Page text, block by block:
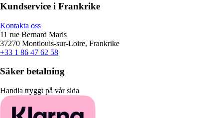
Kundservice i Frankrike
Kontakta oss
11 rue Bernard Maris
37270 Montlouis-sur-Loire, Frankrike
+33 1 86 47 62 58
Säker betalning
Handla tryggt på vår sida